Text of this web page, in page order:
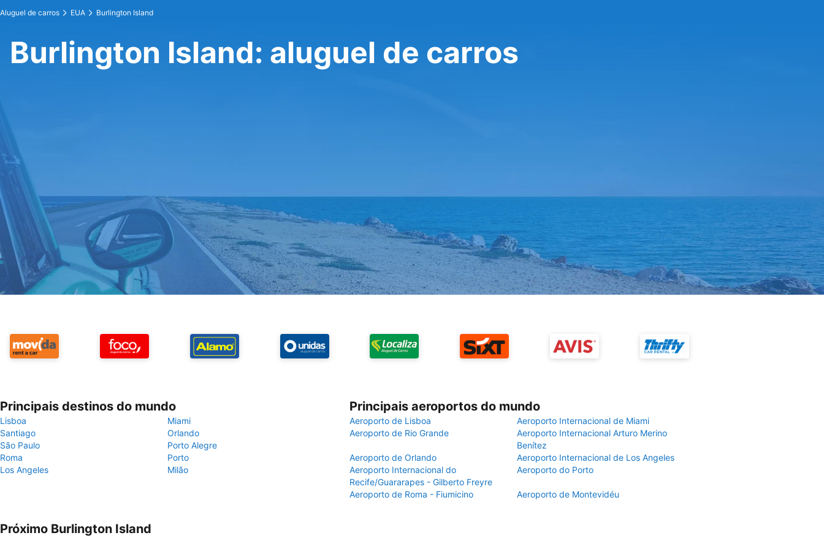
Aluguel de carros EUA Burlington Island
Burlington Island: aluguel de carros
Principais destinos do mundo
Lisboa
Miami
Santiago
Orlando
São Paulo
Porto Alegre
Roma
Porto
Los Angeles
Milão
Principais aeroportos do mundo
Aeroporto de Lisboa
Aeroporto Internacional de Miami
Aeroporto de Rio Grande
Aeroporto Internacional Arturo Merino
Benítez
Aeroporto de Orlando
Aeroporto Internacional de Los Angeles
Aeroporto Internacional do
Recife/Guararapes - Gilberto Freyre
Aeroporto do Porto
Aeroporto de Roma - Fiumicino Aeroporto de Montevidéu
Próximo Burlington Island